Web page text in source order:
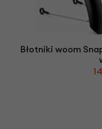
Błotniki woom